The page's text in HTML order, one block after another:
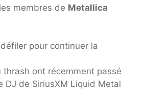
membres de Metallica
pour continuer la
thrash ont récemment passé
DJ de SiriusXM Liquid Metal